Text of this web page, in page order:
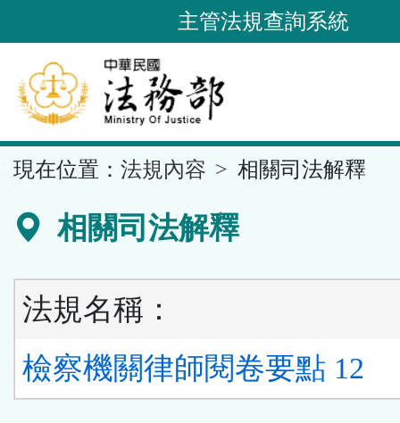
到
要
內
容
區
主管法規查詢系統
現在位置： 法規內容 相關司法解釋
相關司法解釋
法規名稱：
檢察機關律師閱卷要點 12